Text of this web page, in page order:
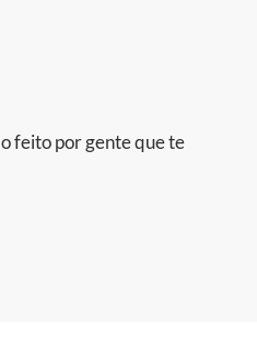
feito por gente que te